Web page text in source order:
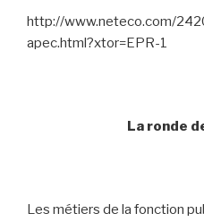
http://www.neteco.com/
apec.html?xtor=EPR-1
La ronde
Les métiers de la fonction